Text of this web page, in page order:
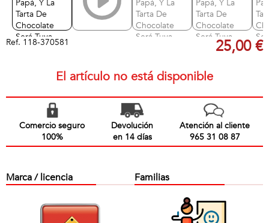
Ref. 118-370581 25,00 €
El artículo no está disponible
Comercio seguro
100%
Devolución
en 14 días
Atención al cliente
965 31 08 87
Marca / licencia Familias